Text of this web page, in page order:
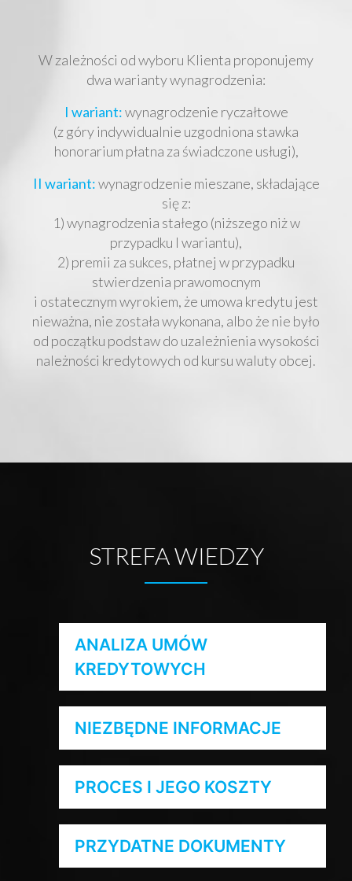
W zależności od wyboru Klienta proponujemy
dwa warianty wynagrodzenia:
I wariant:wynagrodzenie ryczałtowe
(z góry indywidualnie uzgodniona stawka
honorarium płatna za świadczone usługi),
II wariant:wynagrodzenie mieszane, składające
się z:
1) wynagrodzenia stałego (niższego niż w
przypadku I wariantu),
2) premii za sukces, płatnej w przypadku
stwierdzenia prawomocnym
i ostatecznym wyrokiem, że umowa kredytu jest
nieważna, nie została wykonana, albo że nie było
od początku podstaw do uzależnienia wysokości
należności kredytowych od kursu waluty obcej.
STREFA WIEDZY
ANALIZA UMÓW
KREDYTOWYCH
NIEZBĘDNE INFORMACJE
PROCES I JEGO KOSZTY
PRZYDATNE DOKUMENTY